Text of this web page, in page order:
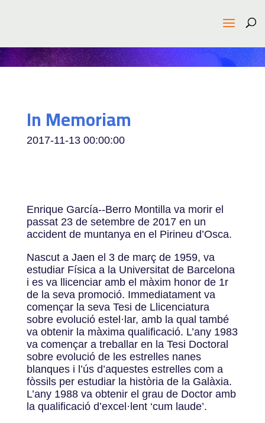
In Memoriam
2017-11-13 00:00:00
Enrique García-­‐Berro Montilla va morir el
passat 23 de setembre de 2017 en un
accident de muntanya en el Pirineu d’Osca.
Nascut a Jaen el 3 de març de 1959, va
estudiar Física a la Universitat de Barcelona
i es va llicenciar amb el màxim honor de 1r
de la seva promoció. Immediatament va
començar la seva Tesi de Llicenciatura
sobre evolució estel·lar, amb la qual també
va obtenir la màxima qualificació. L’any 1983
va començar a treballar en la Tesi Doctoral
sobre evolució de les estrelles nanes
blanques i l’ús d’aquestes estrelles com a
fòssils per estudiar la història de la Galàxia.
L’any 1988 va obtenir el grau de Doctor amb
la qualificació d’excel·lent ‘cum laude’.